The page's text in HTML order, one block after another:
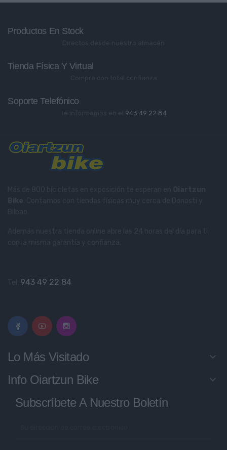
Productos En Stock
Tienda Física Y Virtual
Soporte Telefónico
943 49 22 84
943 49 22 84
Lo Más Visitado keyboard_arrow_down
Info Oiartzun Bike keyboard_arrow_down
Subscríbete A Nuestro Boletín